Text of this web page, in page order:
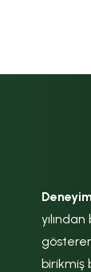
birikmiş